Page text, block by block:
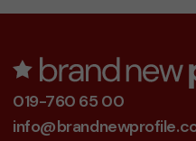
019-760 65 00